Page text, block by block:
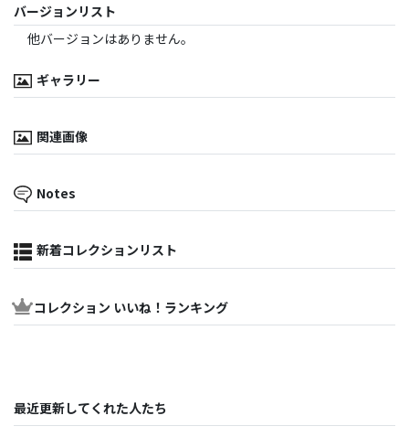
バージョンリスト
他バージョンはありません。
ギャラリー
関連画像
Notes
新着コレクションリスト
コレクション いいね！ランキング
最近更新してくれた人たち